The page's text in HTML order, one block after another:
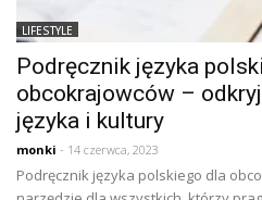
LIFESTYLE
Podręcznik języka
obcokrajowców –
języka i kultury
monki - 14 czerwca, 2023
Podręcznik języka polskiego dla